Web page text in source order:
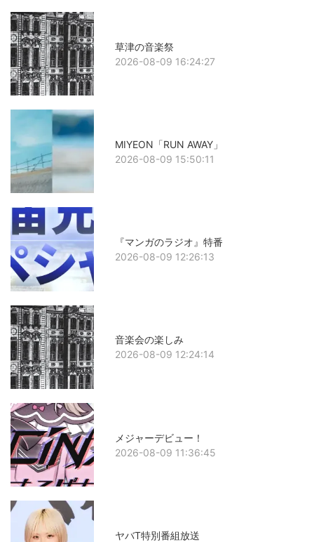
草津の音楽祭
2026-08-09 16:24:27
MIYEON「RUN AWAY」
2026-08-09 15:50:11
『マンガのラジオ』特番
2026-08-09 12:26:13
音楽会の楽しみ
2026-08-09 12:24:14
メジャーデビュー！
2026-08-09 11:36:45
ヤバT特別番組放送